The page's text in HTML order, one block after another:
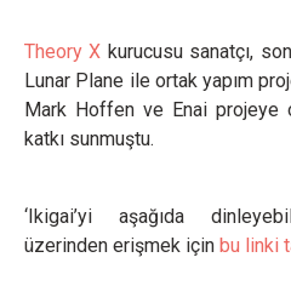
Theory X kurucusu sanatçı,
Lunar Plane ile ortak yapım
Mark Hoffen ve Enai projeye
katkı sunmuştu.
‘Ikigai’yi aşağıda
üzerinden erişmek için bu linki